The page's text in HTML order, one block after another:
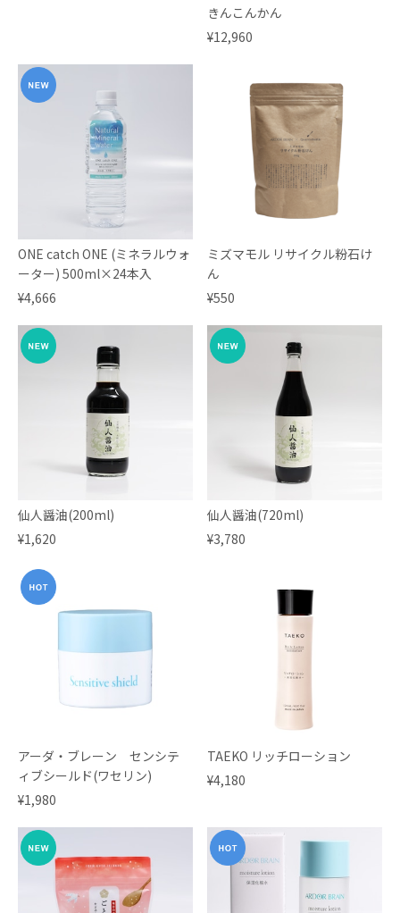
きんこんかん
¥12,960
ONE catch ONE (ミネラルウォ
ーター) 500ml×24本入
¥4,666
ミズマモル リサイクル粉石け
ん
¥550
仙人醤油(200ml)
¥1,620
仙人醤油(720ml)
¥3,780
アーダ・ブレーン センシテ
ィブシールド(ワセリン)
¥1,980
TAEKO リッチローション
¥4,180